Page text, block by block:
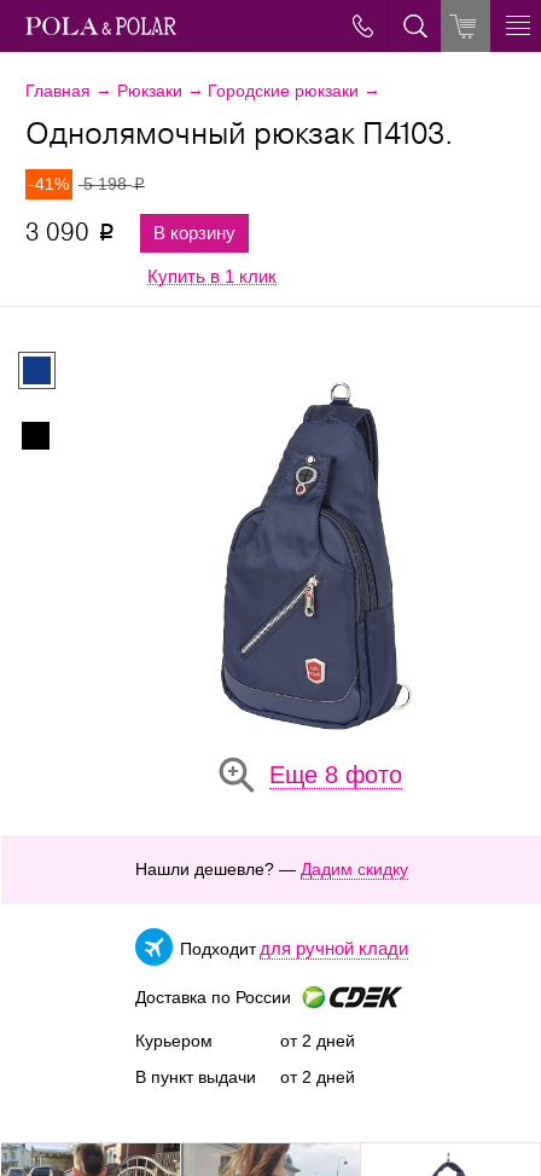
Главная → Рюкзаки → Городские рюкзаки →
Еще 8 фото
Однолямочный рюкзак П4103.
-41% 5 198p
3 090 p В корзину
Купить в 1 клик
Нашли дешевле? — Дадим скидку
Подходит для ручной клади
Доставка по России
Курьером
В пункт выдачи
от 2 дней
от 2 дней